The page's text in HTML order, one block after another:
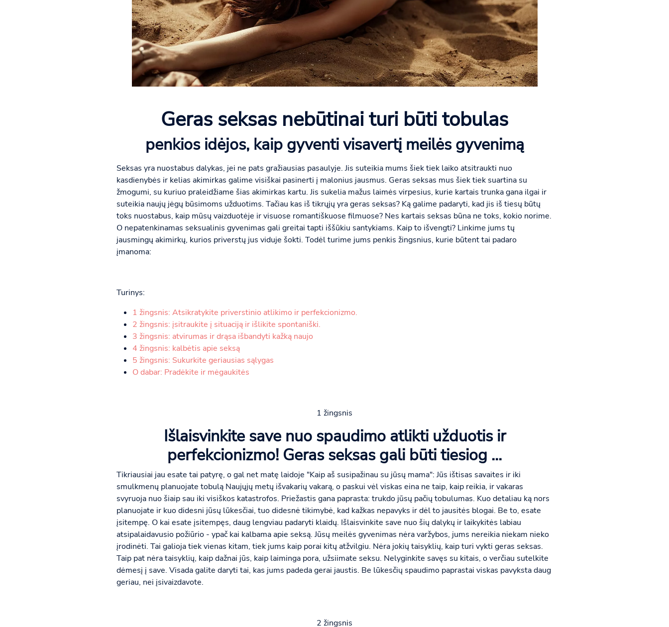
Geras seksas nebūtinai turi būti tobulas
penkios idėjos, kaip gyventi visavertį meilės gyvenimą
Seksas yra nuostabus dalykas, jei ne pats gražiausias pasaulyje. Jis suteikia mums šiek tiek laiko atsitraukti nuo
kasdienybės ir kelias akimirkas galime visiškai pasinerti į malonius jausmus. Geras seksas mus šiek tiek suartina su
žmogumi, su kuriuo praleidžiame šias akimirkas kartu. Jis sukelia mažus laimės virpesius, kurie kartais trunka gana ilgai ir
suteikia naujų jėgų būsimoms užduotims. Tačiau kas iš tikrųjų yra geras seksas? Ką galime padaryti, kad jis iš tiesų būtų
toks nuostabus, kaip mūsų vaizduotėje ir visuose romantiškuose filmuose? Nes kartais seksas būna ne toks, kokio norime.
O nepatenkinamas seksualinis gyvenimas gali greitai tapti iššūkiu santykiams. Kaip to išvengti? Linkime jums tų
jausmingų akimirkų, kurios priverstų jus viduje šokti. Todėl turime jums penkis žingsnius, kurie būtent tai padaro
įmanoma:
Turinys:
1 žingsnis: Atsikratykite priverstinio atlikimo ir perfekcionizmo.
2 žingsnis: įsitraukite į situaciją ir išlikite spontaniški.
3 žingsnis: atvirumas ir drąsa išbandyti kažką naujo
4 žingsnis: kalbėtis apie seksą
5 žingsnis: Sukurkite geriausias sąlygas
O dabar: Pradėkite ir mėgaukitės
1 žingsnis
Išlaisvinkite save nuo spaudimo atlikti užduotis ir
perfekcionizmo! Geras seksas gali būti tiesiog ...
Tikriausiai jau esate tai patyrę, o gal net matę laidoje "Kaip aš susipažinau su jūsų mama": Jūs ištisas savaites ir iki
smulkmenų planuojate tobulą Naujųjų metų išvakarių vakarą, o paskui vėl viskas eina ne taip, kaip reikia, ir vakaras
svyruoja nuo šiaip sau iki visiškos katastrofos. Priežastis gana paprasta: trukdo jūsų pačių tobulumas. Kuo detaliau ką nors
planuojate ir kuo didesni jūsų lūkesčiai, tuo didesnė tikimybė, kad kažkas nepavyks ir dėl to jausitės blogai. Be to, esate
įsitempę. O kai esate įsitempęs, daug lengviau padaryti klaidų. Išlaisvinkite save nuo šių dalykų ir laikykitės labiau
atsipalaidavusio požiūrio - ypač kai kalbama apie seksą. Jūsų meilės gyvenimas nėra varžybos, jums nereikia niekam nieko
įrodinėti. Tai galioja tiek vienas kitam, tiek jums kaip porai kitų atžvilgiu. Nėra jokių taisyklių, kaip turi vykti geras seksas.
Taip pat nėra taisyklių, kaip dažnai jūs, kaip laiminga pora, užsiimate seksu. Nelyginkite savęs su kitais, o verčiau sutelkite
dėmesį į save. Visada galite daryti tai, kas jums padeda gerai jaustis. Be lūkesčių spaudimo paprastai viskas pavyksta daug
geriau, nei įsivaizdavote.
2 žingsnis